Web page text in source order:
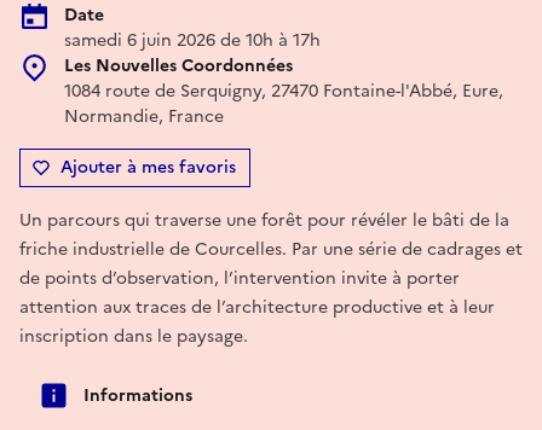
Date
samedi 6 juin 2026 de 10h à 17h
Les Nouvelles Coordonnées
1084 route de Serquigny, 27470 Fontaine-l'Abbé, Eure,
Normandie, France
Ajouter à mes favoris
Un parcours qui traverse une forêt pour révéler le bâti de la
friche industrielle de Courcelles. Par une série de cadrages et
de points d’observation, l’intervention invite à porter
attention aux traces de l’architecture productive et à leur
inscription dans le paysage.
Informations